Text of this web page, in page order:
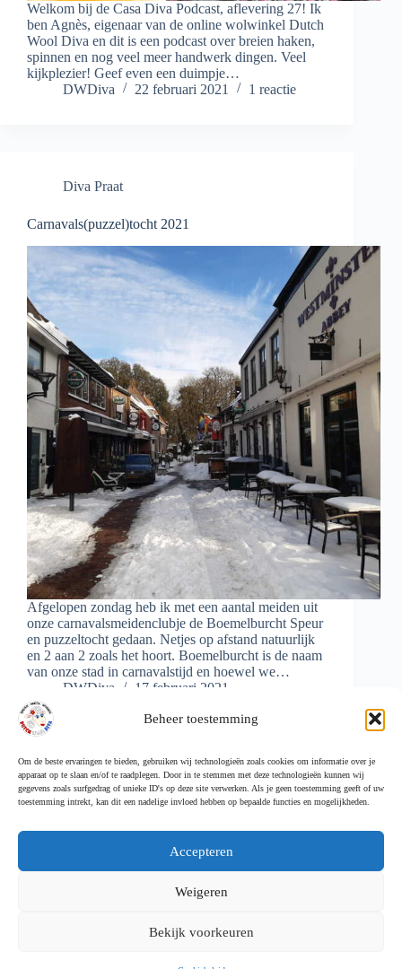
Beheer toestemming
Om de beste ervaringen te bieden, gebruiken wij technologieën zoals cookies om informatie over je
apparaat op te slaan en/of te raadplegen. Door in te stemmen met deze technologieën kunnen wij
gegevens zoals surfgedrag of unieke ID's op deze site verwerken. Als je geen toestemming geeft of uw
toestemming intrekt, kan dit een nadelige invloed hebben op bepaalde functies en mogelijkheden.
Accepteren
Weigeren
Bekijk voorkeuren
Welkom bij de Casa Diva Podcast, aflevering 27! Ik
ben Agnès, eigenaar van de online wolwinkel Dutch
Wool Diva en dit is een podcast over breien haken,
spinnen en nog veel meer handwerk dingen. Veel
kijkplezier! Geef even een duimpje…
DWDiva
22 februari 2021 1 reactie
Diva Praat
Carnavals(puzzel)tocht 2021
Afgelopen zondag heb ik met een aantal meiden uit
onze carnavalsmeidenclubje de Boemelburcht Speur
en puzzeltocht gedaan. Netjes op afstand natuurlijk
en 2 aan 2 zoals het hoort. Boemelburcht is de naam
van onze stad in carnavalstijd en hoewel we…
DWDiva
17 februari 2021
Meer laden